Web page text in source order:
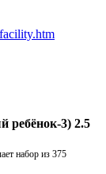
ребёнок-3) 2.5
набор из 375